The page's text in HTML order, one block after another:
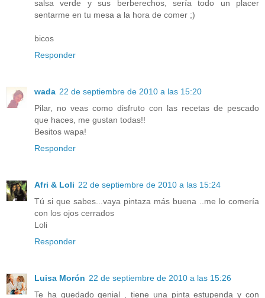
salsa verde y sus berberechos, sería todo un placer
sentarme en tu mesa a la hora de comer ;)
bicos
Responder
wada 22 de septiembre de 2010 a las 15:20
Pilar, no veas como disfruto con las recetas de pescado
que haces, me gustan todas!!
Besitos wapa!
Responder
Afri & Loli 22 de septiembre de 2010 a las 15:24
Tú si que sabes...vaya pintaza más buena ..me lo comería
con los ojos cerrados
Loli
Responder
Luisa Morón 22 de septiembre de 2010 a las 15:26
Te ha quedado genial , tiene una pinta estupenda y con